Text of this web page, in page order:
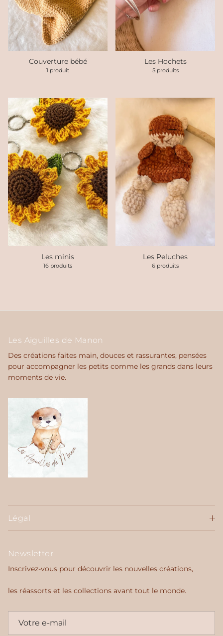
Couverture bébé
1 produit
Les Hochets
5 produits
Les minis
16 produits
Les Peluches
6 produits
Les Aiguilles de Manon
Des créations faites main, douces et rassurantes, pensées
pour accompagner les petits comme les grands dans leurs
moments de vie.
Légal
Newsletter
Inscrivez-vous pour découvrir les nouvelles créations,
les réassorts et les collections avant tout le monde.